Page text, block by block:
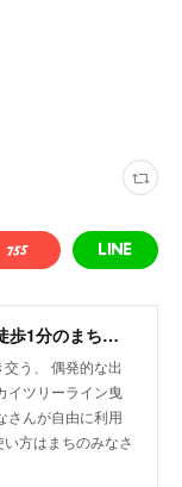
ノウドひきふね/曳舟から徒歩1分のまちリビング
う、 偶発的な出
イツリーライン曳
さんが自由に利用
方はまちのみなさ